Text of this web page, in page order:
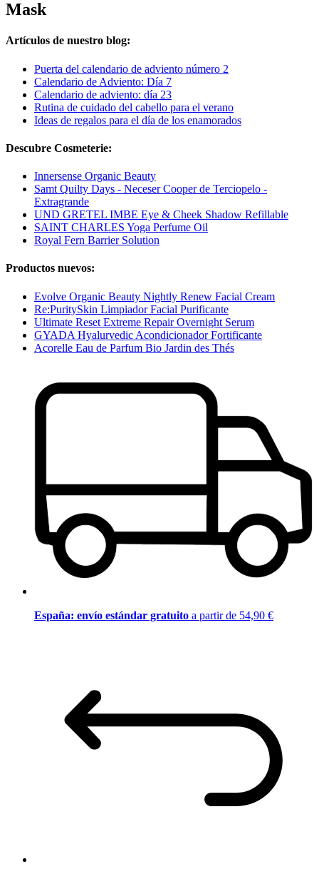
Mask
Artículos de nuestro blog:
Puerta del calendario de adviento número 2
Calendario de Adviento: Día 7
Calendario de adviento: día 23
Rutina de cuidado del cabello para el verano
Ideas de regalos para el día de los enamorados
Descubre Cosmeterie:
Innersense Organic Beauty
Samt Quilty Days - Neceser Cooper de Terciopelo -
Extragrande
UND GRETEL IMBE Eye & Cheek Shadow Refillable
SAINT CHARLES Yoga Perfume Oil
Royal Fern Barrier Solution
Productos nuevos:
Evolve Organic Beauty Nightly Renew Facial Cream
Re:PuritySkin Limpiador Facial Purificante
Ultimate Reset Extreme Repair Overnight Serum
GYADA Hyalurvedic Acondicionador Fortificante
Acorelle Eau de Parfum Bio Jardin des Thés
España: envío estándar gratuito a partir de 54,90 €